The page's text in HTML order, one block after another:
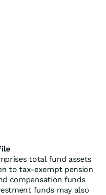
total fund assets
to tax-exempt pension
compensation funds
funds may also